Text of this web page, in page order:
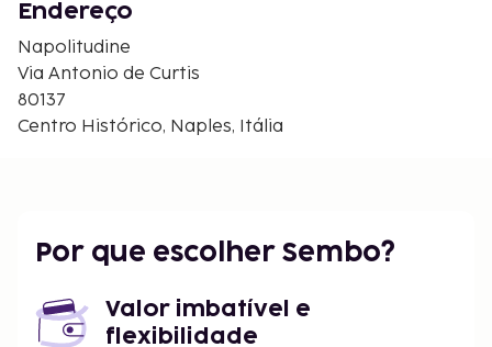
Endereço
Napolitudine
Via Antonio de Curtis
80137
Centro Histórico, Naples, Itália
Por que escolher Sembo?
Valor imbatível e
flexibilidade